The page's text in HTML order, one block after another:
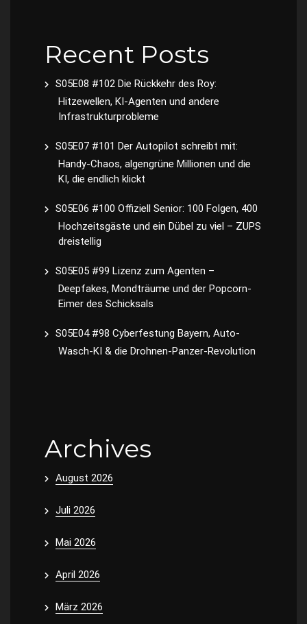
Recent Posts
S05E08 #102 Die Rückkehr des Roy:
Hitzewellen, KI-Agenten und andere
Infrastrukturprobleme
S05E07 #101 Der Autopilot schreibt mit:
Handy-Chaos, algengrüne Millionen und die
KI, die endlich klickt
S05E06 #100 Offiziell Senior: 100 Folgen, 400
Hochzeitsgäste und ein Dübel zu viel – ZUPS
dreistellig
S05E05 #99 Lizenz zum Agenten –
Deepfakes, Mondträume und der Popcorn-
Eimer des Schicksals
S05E04 #98 Cyberfestung Bayern, Auto-
Wasch-KI & die Drohnen-Panzer-Revolution
Archives
August 2026
Juli 2026
Mai 2026
April 2026
März 2026